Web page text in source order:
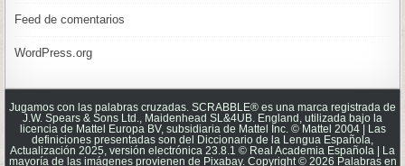
Feed de comentarios
WordPress.org
Jugamos con las palabras cruzadas. SCRABBLE® es una marca registrada de
J.W. Spears & Sons Ltd., Maidenhead SL&4UB. England, utilizada bajo la
licencia de Mattel Europa BV, subsidiaria de Mattel Inc. © Mattel 2004 | Las
definiciones presentadas son del Diccionario de la Lengua Española,
Actualización 2025, versión electrónica 23.8.1 © Real Academia Española | La
mayoría de las imágenes provienen de Pixabay. Copyright © 2026 Palabras en